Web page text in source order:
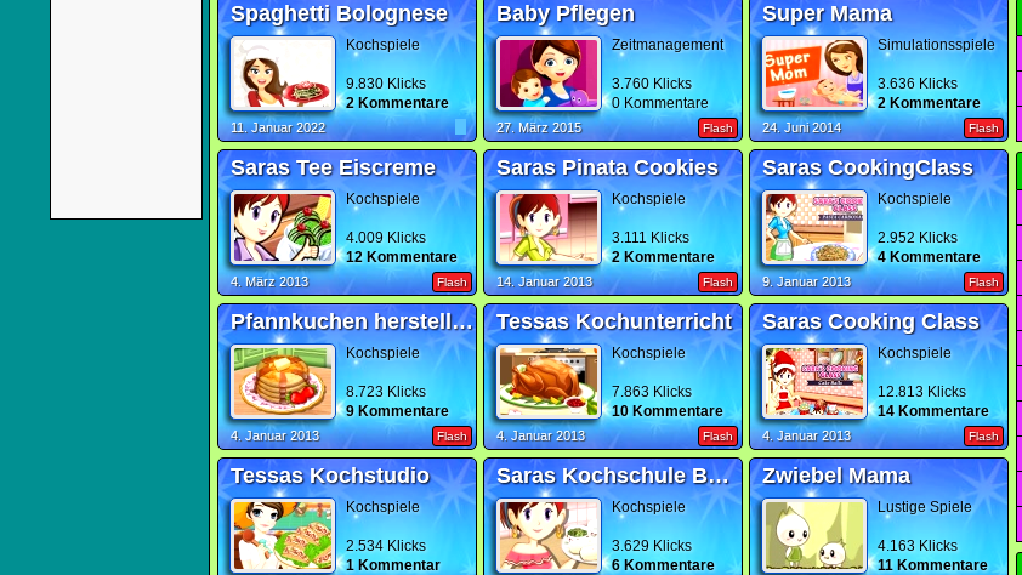
Spaghetti Bolognese
Kochspiele
9.830 Klicks
2 Kommentare
11. Januar 2022
Baby Pflegen
Zeitmanagement
3.760 Klicks
0 Kommentare
27. März 2015 Flash
Super Mama
Simulationsspiele
3.636 Klicks
2 Kommentare
24. Juni 2014 Flash
Saras Tee Eiscreme
Kochspiele
4.009 Klicks
12 Kommentare
4. März 2013 Flash
Saras Pinata Cookies
Kochspiele
3.111 Klicks
2 Kommentare
14. Januar 2013 Flash
Saras CookingClass
Kochspiele
2.952 Klicks
4 Kommentare
9. Januar 2013 Flash
Pfannkuchen herstellen
Kochspiele
8.723 Klicks
9 Kommentare
4. Januar 2013 Flash
Tessas Kochunterricht
Kochspiele
7.863 Klicks
10 Kommentare
4. Januar 2013 Flash
Saras Cooking Class
Kochspiele
12.813 Klicks
14 Kommentare
4. Januar 2013 Flash
Tessas Kochstudio
Kochspiele
2.534 Klicks
1 Kommentar
Saras Kochschule Burritos
Kochspiele
3.629 Klicks
6 Kommentare
Zwiebel Mama
Lustige Spiele
4.163 Klicks
11 Kommentare